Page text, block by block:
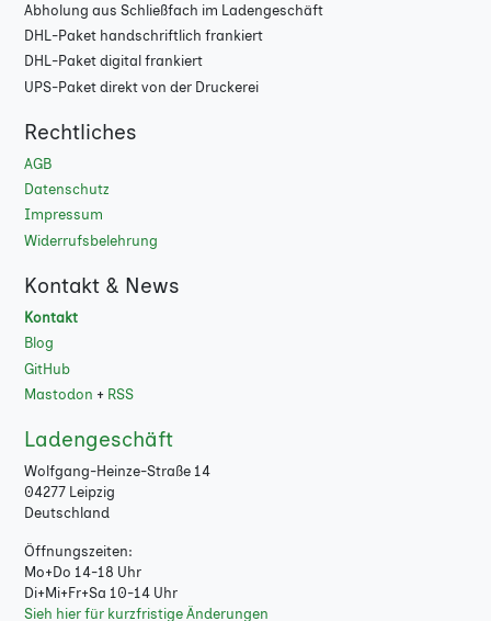
Abholung aus Schließfach im Ladengeschäft
DHL-Paket handschriftlich frankiert
DHL-Paket digital frankiert
UPS-Paket direkt von der Druckerei
Rechtliches
AGB
Datenschutz
Impressum
Widerrufsbelehrung
Kontakt & News
Kontakt
Blog
GitHub
Mastodon + RSS
Ladengeschäft
Wolfgang-Heinze-Straße 14
04277 Leipzig
Deutschland
Öffnungszeiten:
Mo+Do 14-18 Uhr
Di+Mi+Fr+Sa 10-14 Uhr
Sieh hier für kurzfristige Änderungen